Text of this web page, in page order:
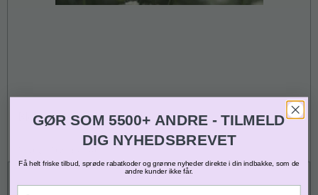
Blomsterkørvel ' White Lace' - XL
32,00 DKK
GØR SOM 5500+ ANDRE - TILMELD
DIG NYHEDSBREVET
Få helt friske tilbud, sprøde rabatkoder og grønne nyheder direkte i din indbakke, som de
andre kunder ikke får.